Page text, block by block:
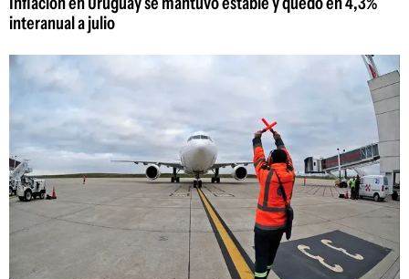
interanual a julio